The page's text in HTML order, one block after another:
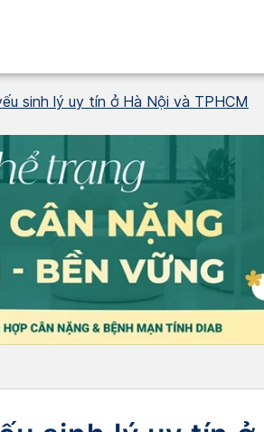
sinh lý uy tín ở Hà Nội và TPHCM